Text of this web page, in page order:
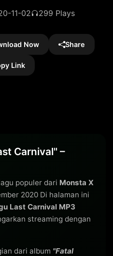
11-02 299 Plays
Now Share
Link
Carnival" –
populer dari Monsta X
2020 Di halaman ini
Last Carnival MP3
streaming dengan
dari album "Fatal